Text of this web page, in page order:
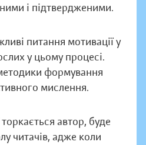
і підтвердженими.
питання мотивації у
у цьому процесі.
формування
мислення.
автор, буде
читачів, адже коли